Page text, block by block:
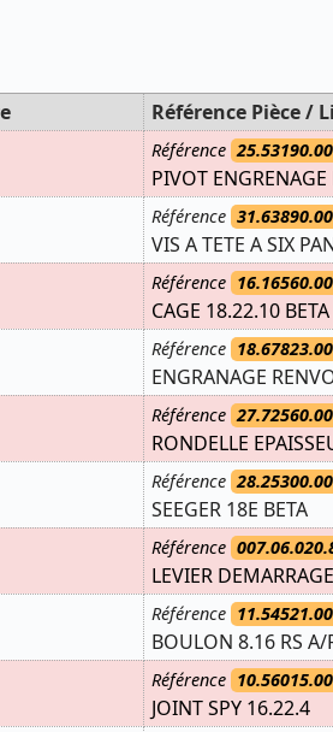
Référence Pièce /
Référence
PIVOT
Référence
VIS A TETE A SIX
Référence
CAGE 18.22.10 BETA
Référence
ENGRANAGE
Référence
RONDELLE
Référence
SEEGER 18E BETA
Référence
LEVIER DEMARRAGE
Référence
BOULON 8.16 RS
Référence
JOINT SPY 16.22.4